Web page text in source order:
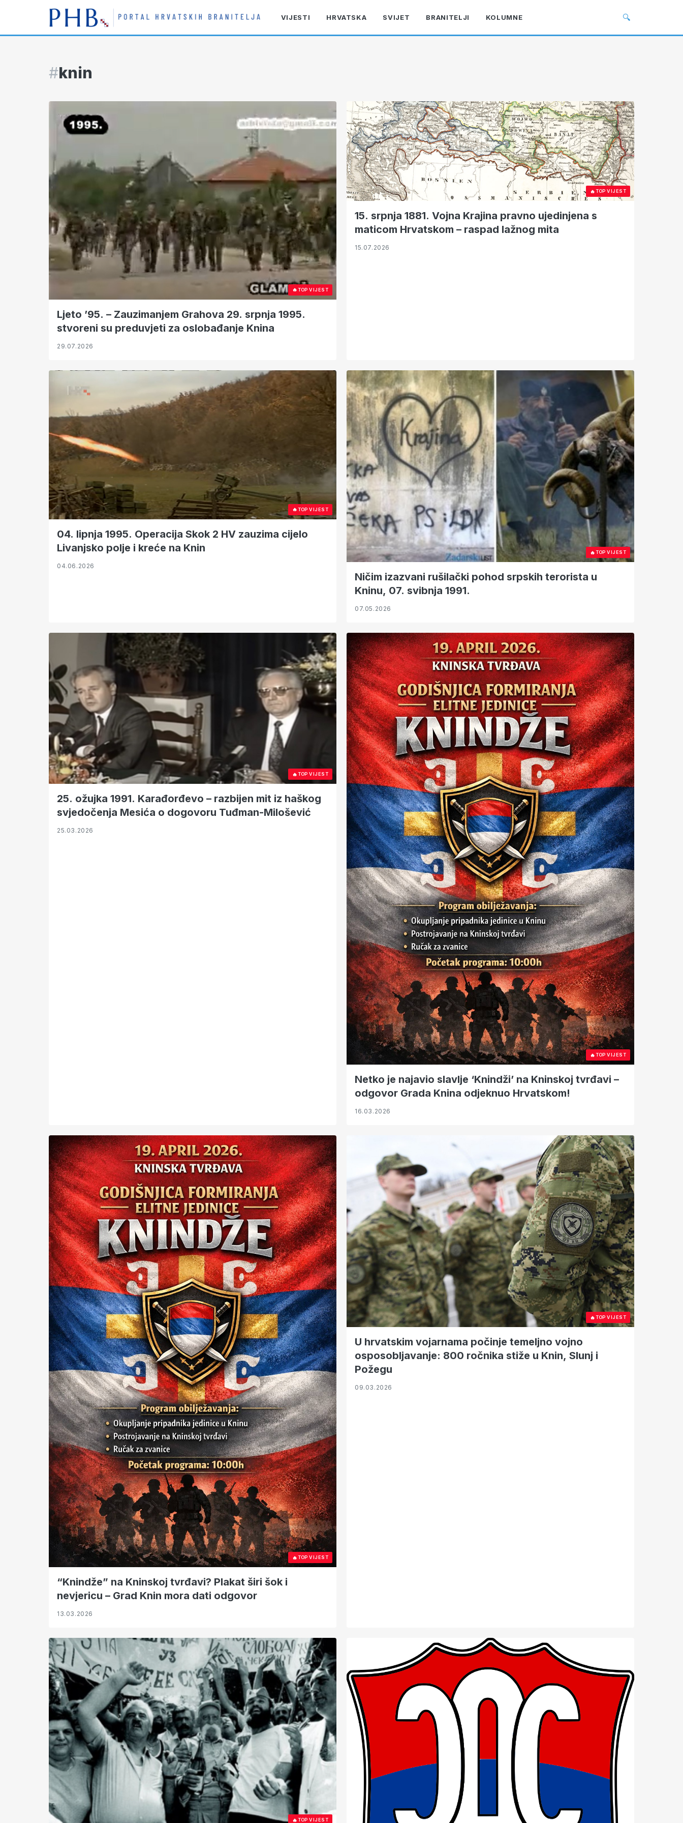
VIJESTI HRVATSKA SVIJET BRANITELJI KOLUMNE 🔍
#knin
🔥TOP VIJEST
Ljeto ’95. – Zauzimanjem Grahova 29. srpnja 1995.
stvoreni su preduvjeti za oslobađanje Knina
29.07.2026
🔥TOP VIJEST
15. srpnja 1881. Vojna Krajina pravno ujedinjena s
maticom Hrvatskom – raspad lažnog mita
15.07.2026
🔥TOP VIJEST
04. lipnja 1995. Operacija Skok 2 HV zauzima cijelo
Livanjsko polje i kreće na Knin
04.06.2026
🔥TOP VIJEST
Ničim izazvani rušilački pohod srpskih terorista u
Kninu, 07. svibnja 1991.
07.05.2026
🔥TOP VIJEST
25. ožujka 1991. Karađorđevo – razbijen mit iz haškog
svjedočenja Mesića o dogovoru Tuđman-Milošević
25.03.2026
🔥TOP VIJEST
Netko je najavio slavlje ‘Knindži’ na Kninskoj tvrđavi –
odgovor Grada Knina odjeknuo Hrvatskom!
16.03.2026
🔥TOP VIJEST
“Knindže” na Kninskoj tvrđavi? Plakat širi šok i
nevjericu – Grad Knin mora dati odgovor
13.03.2026
🔥TOP VIJEST
U hrvatskim vojarnama počinje temeljno vojno
osposobljavanje: 800 ročnika stiže u Knin, Slunj i
Požegu
09.03.2026
🔥TOP VIJEST